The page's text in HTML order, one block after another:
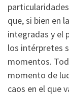
que, si bien en
integradas y el
los intérpretes
momentos.
momento de
caos en el que